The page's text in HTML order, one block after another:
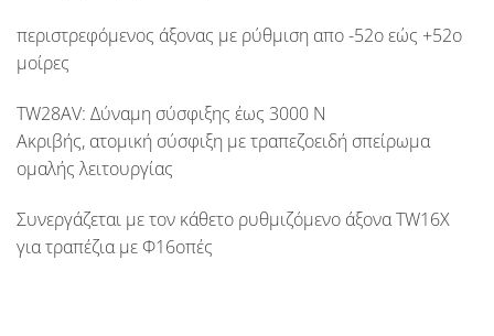
περιστρεφόμενος άξονας με ρύθμιση απο -52ο εώς +52ο
μοίρες
TW28AV: Δύναμη σύσφιξης έως 3000 N
Ακριβής, ατομική σύσφιξη με τραπεζοειδή σπείρωμα
ομαλής λειτουργίας
Συνεργάζεται με τον κάθετο ρυθμιζόμενο άξονα TW16Χ
για τραπέζια με Φ16οπές